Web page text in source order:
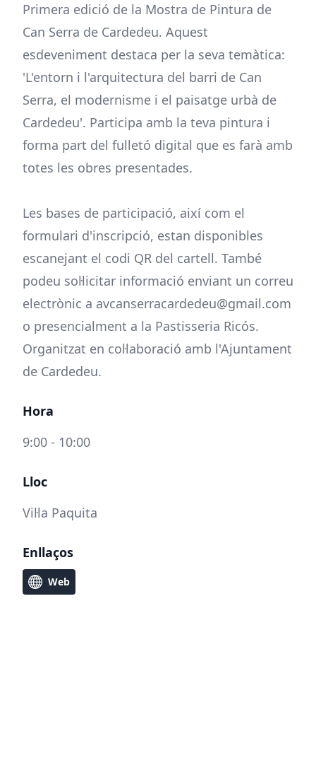
Primera edició de la Mostra de Pintura de
Can Serra de Cardedeu. Aquest
esdeveniment destaca per la seva temàtica:
'L'entorn i l'arquitectura del barri de Can
Serra, el modernisme i el paisatge urbà de
Cardedeu'. Participa amb la teva pintura i
forma part del fulletó digital que es farà amb
totes les obres presentades.
Les bases de participació, així com el
formulari d'inscripció, estan disponibles
escanejant el codi QR del cartell. També
podeu sol·licitar informació enviant un correu
electrònic a avcanserracardedeu@gmail.com
o presencialment a la Pastisseria Ricós.
Organitzat en col·laboració amb l'Ajuntament
de Cardedeu.
Hora
9:00 - 10:00
Lloc
Vil·la Paquita
Enllaços
Web